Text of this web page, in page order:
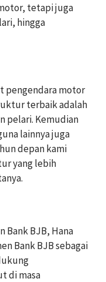
tetapi juga
hingga
pengendara motor
terbaik adalah
pelari. Kemudian
lainnya juga
depan kami
yang lebih
Bank BJB, Hana
Bank BJB sebagai
di masa